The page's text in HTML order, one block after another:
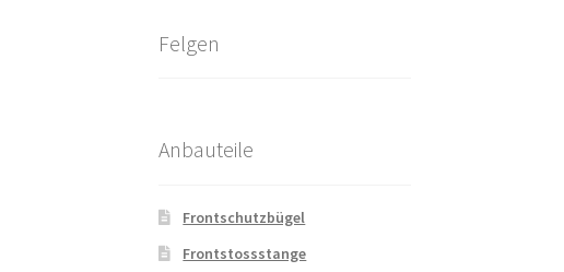
Felgen
Anbauteile
Frontschutzbügel
Frontstossstange